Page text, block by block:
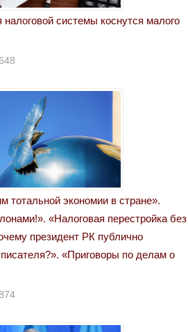
системы коснутся малого
тотальной экономии в стране».
«Налоговая перестройка без
президент РК публично
«Приговоры по делам о